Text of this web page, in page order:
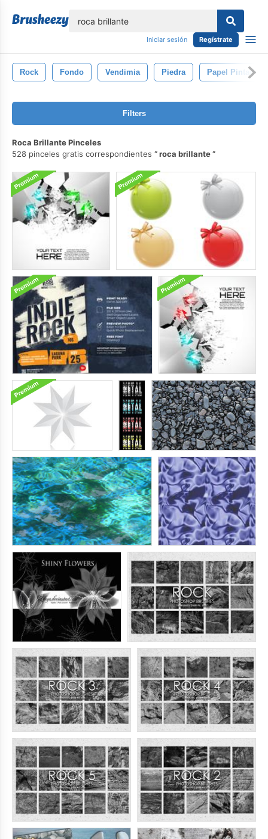
Iniciar sesión Regístrate
Rock Fondo Vendimia Piedra Papel Pintado
Filters
Roca Brillante Pinceles
528 pinceles gratis correspondientes
roca brillante